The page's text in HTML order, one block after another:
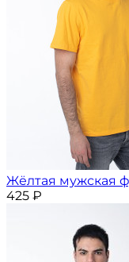
Жёлтая мужская
425 ₽